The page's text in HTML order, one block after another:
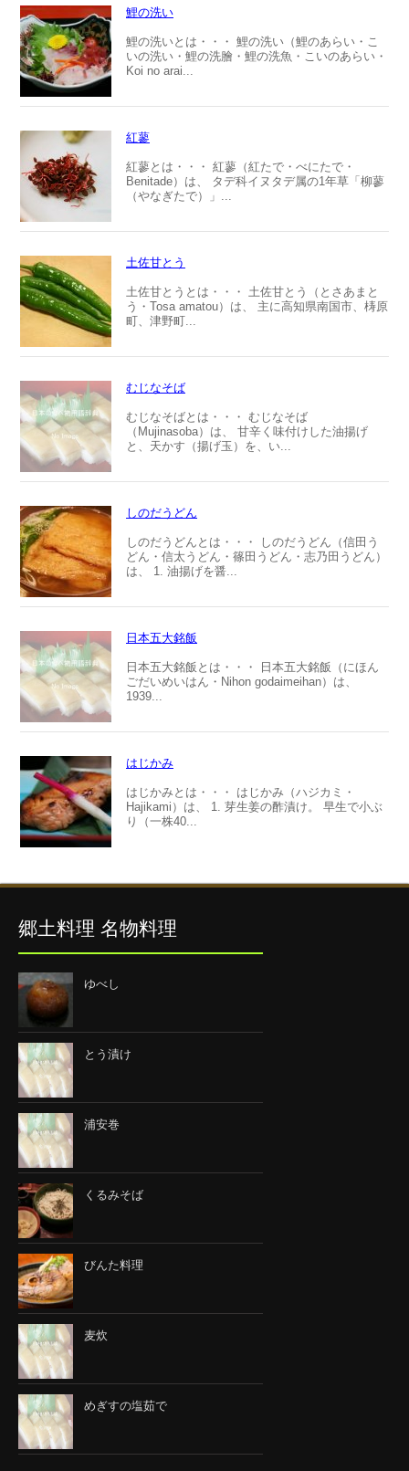
鯉の洗い
鯉の洗いとは・・・ 鯉の洗い（鯉のあらい・こ
いの洗い・鯉の洗膾・鯉の洗魚・こいのあらい・
Koi no arai...
紅蓼
紅蓼とは・・・ 紅蓼（紅たで・べにたで・
Benitade）は、 タデ科イヌタデ属の1年草「柳蓼
（やなぎたで）」...
土佐甘とう
土佐甘とうとは・・・ 土佐甘とう（とさあまと
う・Tosa amatou）は、 主に高知県南国市、梼原
町、津野町...
むじなそば
むじなそばとは・・・ むじなそば
（Mujinasoba）は、 甘辛く味付けした油揚げ
と、天かす（揚げ玉）を、い...
しのだうどん
しのだうどんとは・・・ しのだうどん（信田う
どん・信太うどん・篠田うどん・志乃田うどん）
は、 1. 油揚げを醤...
日本五大銘飯
日本五大銘飯とは・・・ 日本五大銘飯（にほん
ごだいめいはん・Nihon godaimeihan）は、
1939...
はじかみ
はじかみとは・・・ はじかみ（ハジカミ・
Hajikami）は、 1. 芽生姜の酢漬け。 早生で小ぶ
り（一株40...
郷土料理 名物料理
ゆべし
とう漬け
浦安巻
くるみそば
びんた料理
麦炊
めぎすの塩茹で